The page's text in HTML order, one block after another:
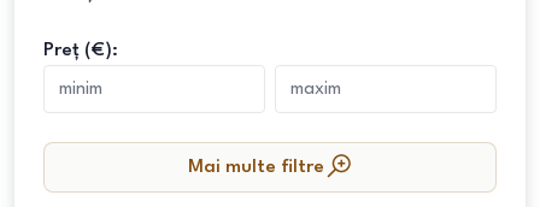
Preț (€):
Mai multe filtre